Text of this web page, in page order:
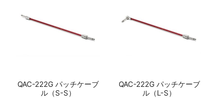
QAC-222G パッチケーブ
ル（S-S）
QAC-222G パッチケーブ
ル（L-S）